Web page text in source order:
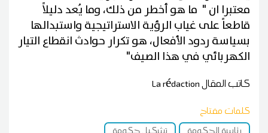
معتبرا ان " ما هو أخطر من ذلك، وما يُعد دليلاً
قاطعاً على غياب الرؤية الاستراتيجية واستبدالها
بسياسة ردود الأفعال، هو تكرار حوادث انقطاع التيار
الكهربائي في هذا الصيف"
كاتب المقالLa rédaction
كلمات مفتاح